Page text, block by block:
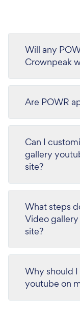
Will any
Crownpeak
Are POWR
Can I
gallery
site?
What steps
Video
site?
Why should
youtube on